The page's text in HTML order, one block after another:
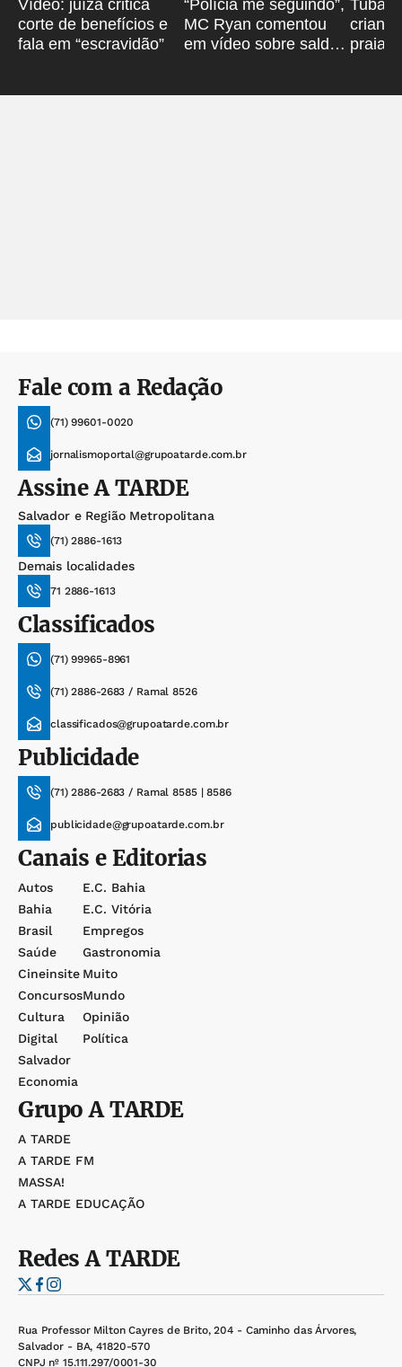
Vídeo: juíza critica
corte de benefícios e
fala em “escravidão”
“Polícia me seguindo”,
MC Ryan comentou
em vídeo sobre saldo
praia
Fale com a Redação
(71) 99601-0020
jornalismoportal@grupoatarde.com.br
AssineA TARDE
Salvador e Região Metropolitana
(71) 2886-1613
Demais localidades
71 2886-1613
Classificados
(71) 99965-8961
(71) 2886-2683 / Ramal 8526
classificados@grupoatarde.com.br
Publicidade
(71) 2886-2683 / Ramal 8585 | 8586
publicidade@grupoatarde.com.br
Canais e Editorias
Autos
Bahia
Brasil
Saúde
Cineinsite
Concursos
Cultura
Digital
Salvador
Economia
E.c. Bahia
E.c. Vitória
Empregos
Gastronomia
Muito
Mundo
Opinião
Política
GrupoA TARDE
A TARDE
A TARDE FM
MASSA!
A TARDE EDUCAÇÃO
RedesA TARDE
Rua Professor Milton Cayres de Brito, 204 - Caminho das Árvores,
Salvador - BA, 41820-570
CNPJ nº 15.111.297/0001-30